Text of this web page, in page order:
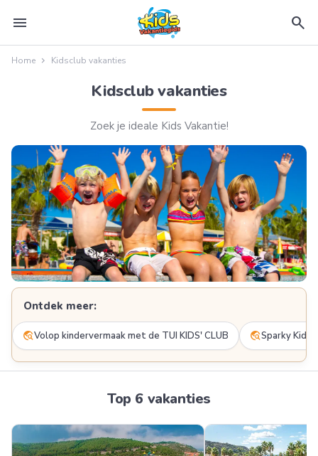
menu search
Home Kidsclub vakanties
Kidsclub vakanties
Zoek je ideale Kids Vakantie!
Ontdek meer:
travel_exploreVolop kindervermaak met de TUI KIDS' CLUB travel_exploreSparky Kids
Top 6 vakanties